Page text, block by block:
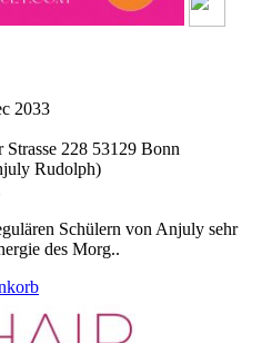
2033
Strasse 228 53129 Bonn
Rudolph)
Schülern von Anjuly sehr
des Morg..